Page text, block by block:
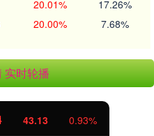
20.01% 17.26%
20.00% 7.68%
实时轮播
1134.24 11.37